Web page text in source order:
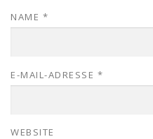
NAME *
E-MAIL-ADRESSE *
WEBSITE